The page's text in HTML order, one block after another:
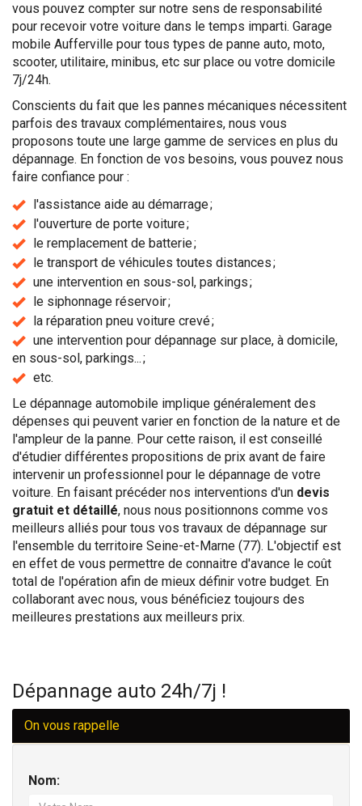
vous pouvez compter sur notre sens de responsabilité
pour recevoir votre voiture dans le temps imparti. Garage
mobile Aufferville pour tous types de panne auto, moto,
scooter, utilitaire, minibus, etc sur place ou votre domicile
7j/24h.
Conscients du fait que les pannes mécaniques nécessitent
parfois des travaux complémentaires, nous vous
proposons toute une large gamme de services en plus du
dépannage. En fonction de vos besoins, vous pouvez nous
faire confiance pour :
l'assistance aide au démarrage ;
l'ouverture de porte voiture ;
le remplacement de batterie ;
le transport de véhicules toutes distances ;
une intervention en sous-sol, parkings ;
le siphonnage réservoir ;
la réparation pneu voiture crevé ;
une intervention pour dépannage sur place, à domicile,
en sous-sol, parkings... ;
etc.
Le dépannage automobile implique généralement des
dépenses qui peuvent varier en fonction de la nature et de
l'ampleur de la panne. Pour cette raison, il est conseillé
d'étudier différentes propositions de prix avant de faire
intervenir un professionnel pour le dépannage de votre
voiture. En faisant précéder nos interventions d'un devis
gratuit et détaillé, nous nous positionnons comme vos
meilleurs alliés pour tous vos travaux de dépannage sur
l'ensemble du territoire Seine-et-Marne (77). L'objectif est
en effet de vous permettre de connaitre d'avance le coût
total de l'opération afin de mieux définir votre budget. En
collaborant avec nous, vous bénéficiez toujours des
meilleures prestations aux meilleurs prix.
Dépannage auto 24h/7j !
On vous rappelle
Nom: